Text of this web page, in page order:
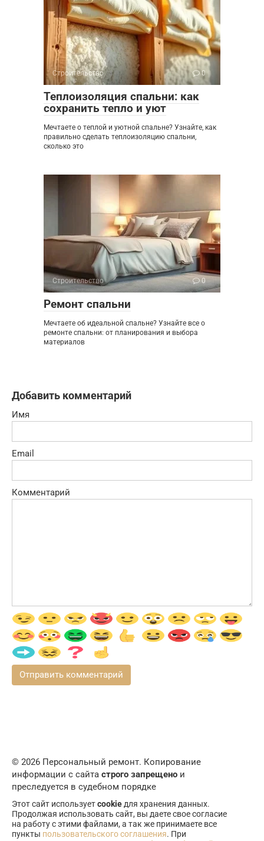
Строительство 0
Теплоизоляция спальни: как
сохранить тепло и уют
Мечтаете о теплой и уютной спальне? Узнайте, как
правильно сделать теплоизоляцию спальни,
сколько это
Строительство 0
Ремонт спальни
Мечтаете об идеальной спальне? Узнайте все о
ремонте спальни: от планирования и выбора
материалов
Добавить комментарий
Имя
Email
Комментарий
© 2026 Персональный ремонт. Копирование
информации с сайта строго запрещено и
преследуется в судебном порядке
Этот сайт используетcookieдля хранения данных.
Продолжая использовать сайт, вы даете свое согласие
на работу с этими файлами, а так же принимаете все
пункты пользовательского соглашения. При